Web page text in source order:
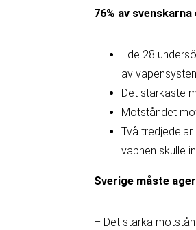
76% av
I de 28
av
Det starkaste
Motståndet
Två
vapnen skulle
Sverige måste
– Det starka